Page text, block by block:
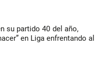
su partido 40 del año,
en Liga enfrentando al